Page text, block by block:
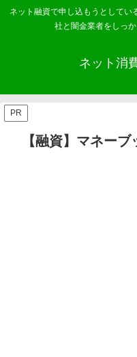
ネット融資で申し込もうとしてい
社と闇金業者をしっ
ネット消
PR
【融資】マネーブ